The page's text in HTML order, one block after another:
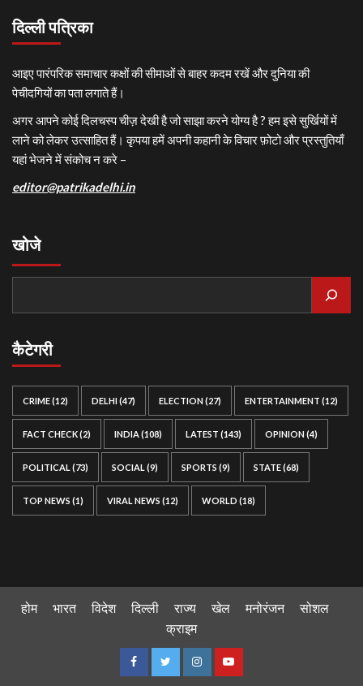
दिल्ली पत्रिका
आइए पारंपरिक समाचार कक्षों की सीमाओं से बाहर कदम रखें और दुनिया की
पेचीदगियों का पता लगाते हैं।
अगर आपने कोई दिलचस्प चीज़ देखी है जो साझा करने योग्य है ? हम इसे सुर्खियों में
लाने को लेकर उत्साहित हैं। कृपया हमें अपनी कहानी के विचार फ़ोटो और प्रस्तुतियाँ
यहां भेजने में संकोच न करे –
editor@patrikadelhi.in
खोजे
कैटेगरी
CRIME(12) DELHI(47) ELECTION(27) ENTERTAINMENT (12)
FACT CHECK(2) INDIA(108) LATEST (143) OPINION(4)
POLITICAL (73) SOCIAL (9) SPORTS (9) STATE(68)
TOP NEWS (1) VIRAL NEWS (12) WORLD (18)
होम भारत विदेश दिल्ली राज्य खेल मनोरंजन
सोशल
क्राइम
FacebookTwitterInstagramYoutube